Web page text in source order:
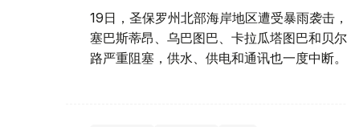
19日，圣保罗州北部海岸地区遭受暴雨袭击
塞巴斯蒂昂、乌巴图巴、卡拉瓜塔图巴和贝
路严重阻塞，供水、供电和通讯也一度中断。